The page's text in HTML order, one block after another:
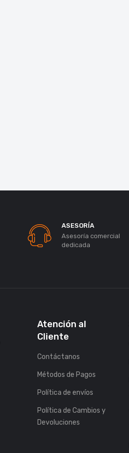
ASESORÍA
Asesoría comercial
dedicada
Atención al
Cliente
Contáctanos
Métodos de Pagos
Política de envíos
Política de Cambios y
Devoluciones